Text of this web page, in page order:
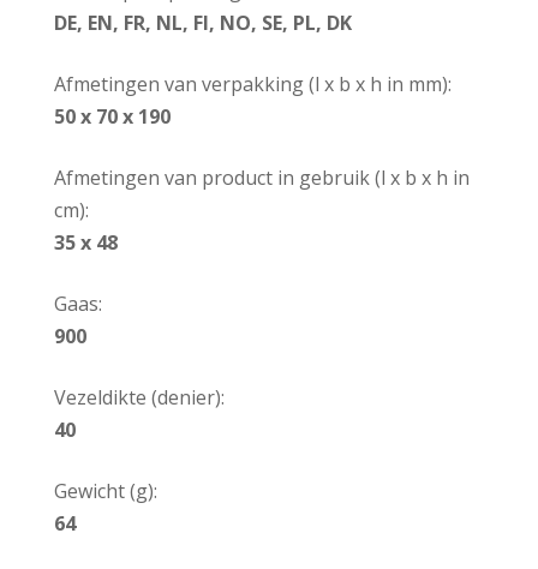
DE, EN, FR, NL, FI, NO, SE, PL, DK
Afmetingen van verpakking (l x b x h in mm):
50 x 70 x 190
Afmetingen van product in gebruik (l x b x h in
cm):
35 x 48
Gaas:
900
Vezeldikte (denier):
40
Gewicht (g):
64